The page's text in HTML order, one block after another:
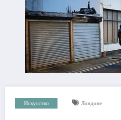
Искусство Лондоне